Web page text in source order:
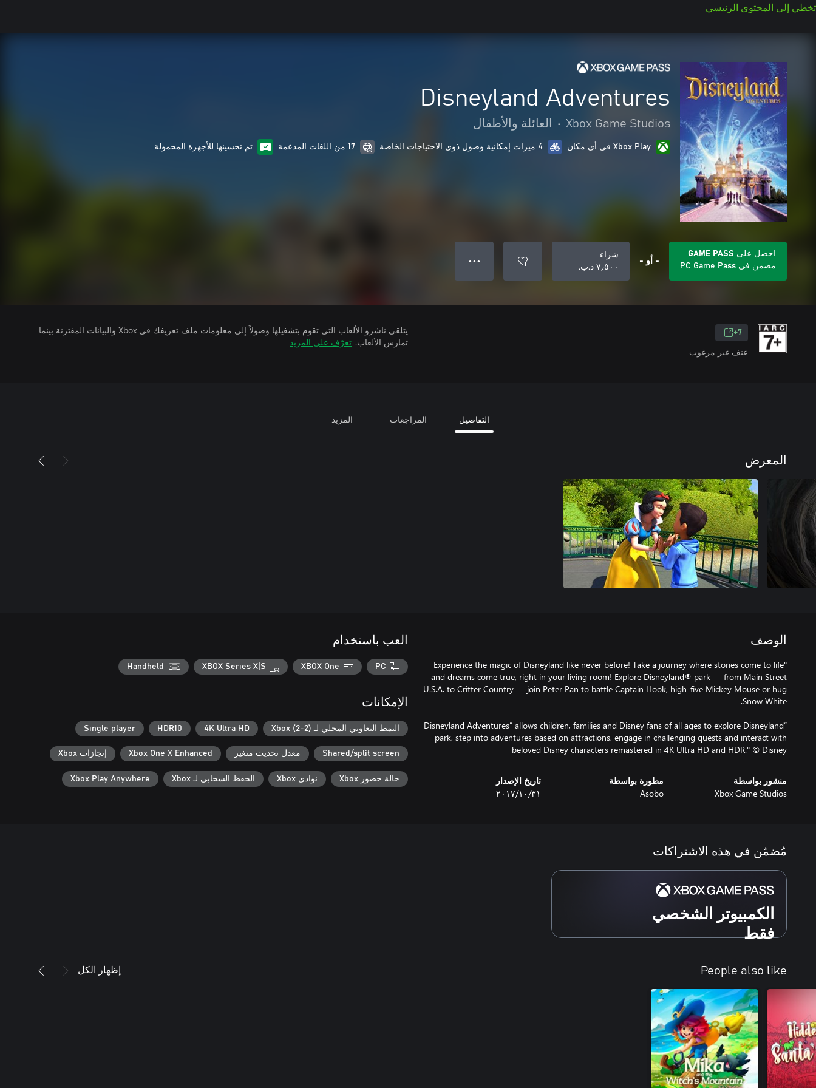
تخطي إلى المحتوى الرئيسي
Disneyland Adventures
Xbox Game Studios
• العائلة والأطفال
Xbox Play في أي مكان 4 ميزات إمكانية وصول ذوي الاحتياجات الخاصة 17 من اللغات المدعمة تم تحسينها للأجهزة المحمولة
احصل على GAME PASS
مضمن في PC Game Pass
- أو -
شراء
٧٫٥٠٠ د.ب.‏
● ● ●
7+
عنف غير مرغوب
يتلقى ناشرو الألعاب التي تقوم بتشغيلها وصولاً إلى معلومات ملف تعريفك في Xbox والبيانات المقترنة بينما
تمارس الألعاب. تعرّف على المزيد
التفاصيل المراجعات المزيد
المعرض
الوصف
"Experience the magic of Disneyland like never before! Take a journey where stories come to life
and dreams come true, right in your living room! Explore Disneyland® park — from Main Street
U.S.A. to Critter Country — join Peter Pan to battle Captain Hook, high-five Mickey Mouse or hug
“Disneyland Adventures” allows children, families and Disney fans of all ages to explore Disneyland
park, step into adventures based on attractions, engage in challenging quests and interact with
beloved Disney characters remastered in 4K Ultra HD and HDR." © Disney
منشور بواسطة
Xbox Game Studios
مطورة بواسطة
Asobo
تاريخ الإصدار
٣١‏/١٠‏/٢٠١٧
العب باستخدام
PC
XBOX One
XBOX Series X|S
Handheld
الإمكانات
النمط التعاوني المحلي لـ Xbox (2-2) 4K Ultra HD
HDR10
Single player
Shared/split screen معدل تحديث متغير Xbox One X Enhanced إنجازات Xbox
حالة حضور Xbox نوادي Xbox الحفظ السحابي لـ Xbox Xbox Play Anywhere
مُضمّن في هذه الاشتراكات
الكمبيوتر الشخصي
فقط
People also like إظهار الكل